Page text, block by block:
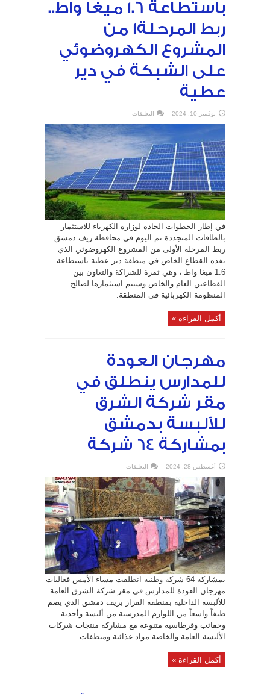
باستطاعة 1.6 ميغا واط..
ربط المرحلة1 من
المشروع الكهروضوئي
على الشبكة في دير
عطية
نوفمبر 10, 2024 التعليقات
1.6
واط..
من
المشروع
الكهروضوئي
على
الشبكة
في
دير
مغلقة
في إطار الخطوات الجادة لوزارة الكهرباء للاستثمار
بالطاقات المتجددة تم اليوم في محافظة ريف دمشق
ربط المرحلة الأولى من المشروع الكهروضوئي الذي
نفذه القطاع الخاص في منطقة دير عطية باستطاعة
1.6 ميغا واط ، وهي ثمرة للشراكة والتعاون بين
القطاعين العام والخاص وسيتم استثمارها لصالح
المنظومة الكهربائية في المنطقة.
أكمل القراءة »
مهرجان العودة
للمدارس ينطلق في
مقر شركة الشرق
للألبسة بدمشق
بمشاركة 64 شركة
أغسطس 28, 2024 التعليقات
العودة
للمدارس
ينطلق
في
مقر
شركة
الشرق
للألبسة
بدمشق
بمشاركة
64
شركة
مغلقة
بمشاركة 64 شركة وطنية انطلقت مساء الأمس فعاليات
مهرجان العودة للمدارس في مقر شركة الشرق العامة
للألبسة الداخلية بمنطقة القزاز بريف دمشق الذي يضم
طيفاً واسعاً من اللوازم المدرسية من ألبسة وأحذية
وحقائب وقرطاسية متنوعة مع مشاركة منتجات شركات
الألبسة العامة والخاصة مواد غذائية ومنظفات.
أكمل القراءة »